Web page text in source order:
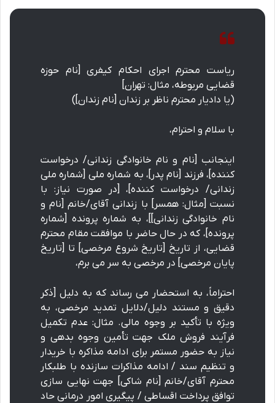
ریاست محترم اجرای احکام کیفری [نام حوزه
قضایی مربوطه، مثال: تهران]
(یا دادیار محترم ناظر بر زندان [نام زندان])
با سلام و احترام،
اینجانب [نام و نام خانوادگی زندانی/ درخواست
کننده]، فرزند [نام پدر]، به شماره ملی [شماره ملی
زندانی/ درخواست کننده]، [در صورت نیاز: با
نسبت [مثال: همسر] با زندانی آقای/خانم [نام و
نام خانوادگی زندانی]]، به شماره پرونده [شماره
پرونده]، که در حال حاضر با موافقت مقام محترم
قضایی، از تاریخ [تاریخ شروع مرخصی] تا [تاریخ
پایان مرخصی] در مرخصی به سر می برم،
احتراماً، به استحضار می رساند که به دلیل [ذکر
دقیق و مستند دلیل/دلایل تمدید مرخصی، به
ویژه با تأکید بر وجوه مالی. مثال: عدم تکمیل
فرآیند فروش ملک جهت تأمین وجوه بدهی و
نیاز به حضور مستمر برای ادامه مذاکره با خریدار
و تنظیم سند / ادامه مذاکرات سازنده با طلبکار
محترم آقای/خانم [نام شاکی] جهت نهایی سازی
توافق پرداخت اقساطی / پیگیری امور درمانی حاد